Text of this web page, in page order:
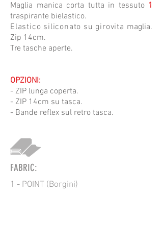
Maglia manica corta tutta in tessuto 1
traspirante bielastico.
Elastico siliconato su girovita maglia.
Zip 14cm.
Tre tasche aperte.
OPZIONI:
- ZIP lunga coperta.
- ZIP 14cm su tasca.
- Bande reflex sul retro tasca.
FABRIC:
1 - POINT (Borgini)